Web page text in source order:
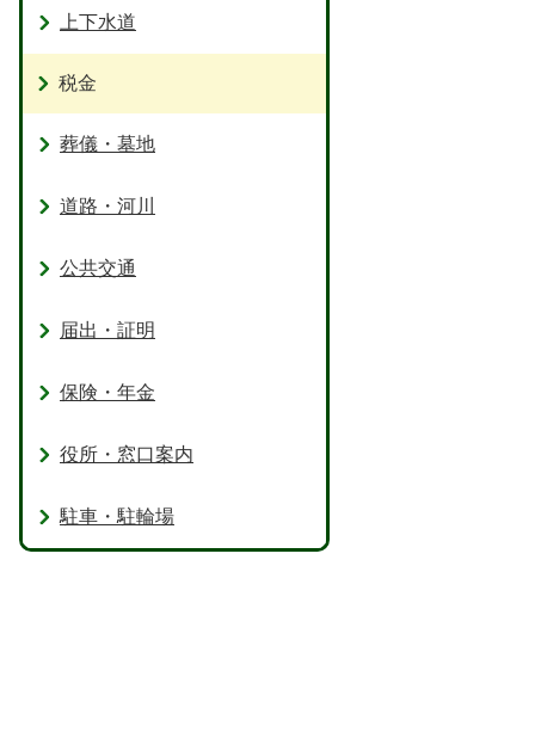
上下水道
税金
葬儀・墓地
道路・河川
公共交通
届出・証明
保険・年金
役所・窓口案内
駐車・駐輪場